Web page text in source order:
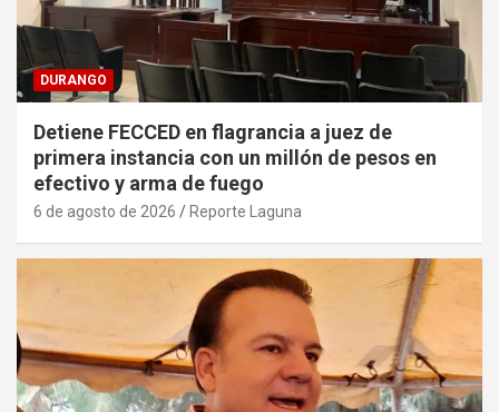
DURANGO
Detiene FECCED en flagrancia a juez de
primera instancia con un millón de pesos en
efectivo y arma de fuego
6 de agosto de 2026 Reporte Laguna